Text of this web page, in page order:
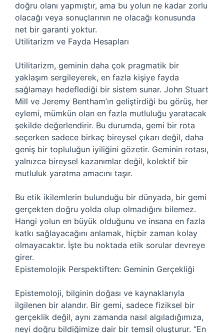
doğru olanı yapmıştır, ama bu yolun ne kadar zorlu
olacağı veya sonuçlarının ne olacağı konusunda
net bir garanti yoktur.
Utilitarizm ve Fayda Hesapları
Utilitarizm, geminin daha çok pragmatik bir
yaklaşım sergileyerek, en fazla kişiye fayda
sağlamayı hedeflediği bir sistem sunar. John Stuart
Mill ve Jeremy Bentham’ın geliştirdiği bu görüş, her
eylemi, mümkün olan en fazla mutluluğu yaratacak
şekilde değerlendirir. Bu durumda, gemi bir rota
seçerken sadece birkaç bireysel çıkarı değil, daha
geniş bir topluluğun iyiliğini gözetir. Geminin rotası,
yalnızca bireysel kazanımlar değil, kolektif bir
mutluluk yaratma amacını taşır.
Bu etik ikilemlerin bulunduğu bir dünyada, bir gemi
gerçekten doğru yolda olup olmadığını bilemez.
Hangi yolun en büyük olduğunu ve insana en fazla
katkı sağlayacağını anlamak, hiçbir zaman kolay
olmayacaktır. İşte bu noktada etik sorular devreye
girer.
Epistemolojik Perspektiften: Geminin Gerçekliği
Epistemoloji, bilginin doğası ve kaynaklarıyla
ilgilenen bir alandır. Bir gemi, sadece fiziksel bir
gerçeklik değil, aynı zamanda nasıl algıladığımıza,
neyi doğru bildiğimize dair bir temsil oluşturur. “En